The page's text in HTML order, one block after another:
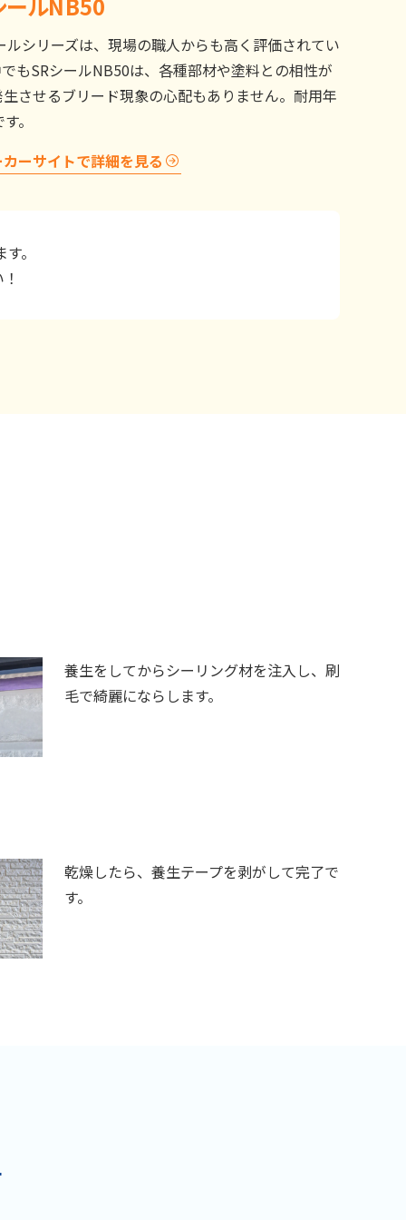
シリーズは、現場の職人からも高く評価されてい
もSRシールNB50は、各種部材や塗料との相性が
させるブリード現象の心配もありません。耐用年
。
ーサイトで詳細を見る
。
養生をしてからシーリング材を注入し、刷
毛で綺麗にならします。
乾燥したら、養生テープを剥がして完了で
す。